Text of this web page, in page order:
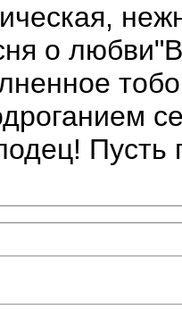
о
Пусть